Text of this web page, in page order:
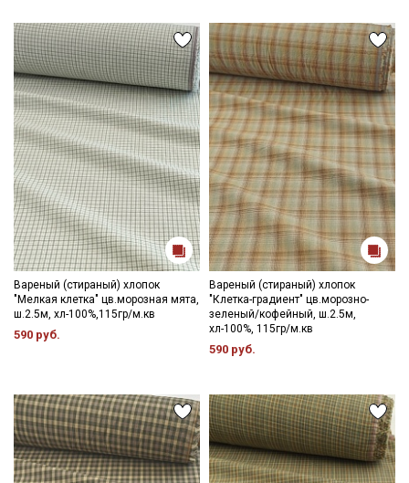
Вареный (стираный) хлопок
"Мелкая клетка" цв.морозная мята,
ш.2.5м, хл-100%,115гр/м.кв
590 руб.
Вареный (стираный) хлопок
"Клетка-градиент" цв.морозно-
зеленый/кофейный, ш.2.5м,
хл-100%, 115гр/м.кв
590 руб.
ДаюСогласие на получение рекламных и
информационных рассылок